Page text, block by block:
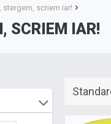
stergem, scriem iar!
SCRIEM IAR!